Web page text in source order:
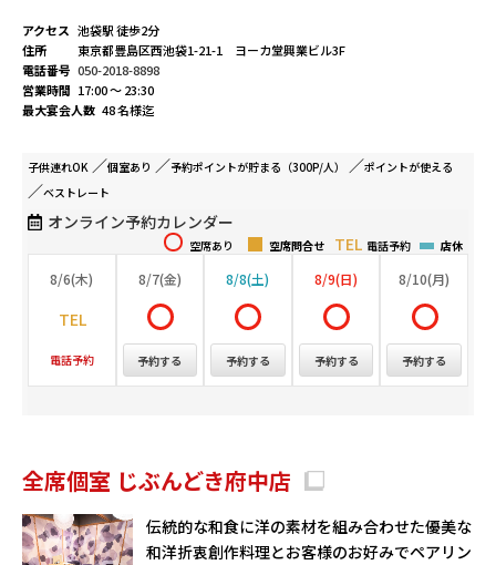
アクセス 池袋駅 徒歩2分
住所
東京都豊島区西池袋1-21-1 ヨーカ堂興業ビル3F
電話番号 050-2018-8898
営業時間 17:00 ～ 23:30
最大宴会人数 48 名様迄
子供連れOK 個室あり 予約ポイントが貯まる（300P/人） ポイントが使える
ベストレート
オンライン予約カレンダー
店休
電話予約
空席問合せ
空席あり
8/6(木)
電話予約
8/7(金)
予約する
8/8(土)
予約する
8/9(日)
予約する
8/10(月)
予約する
全席個室 じぶんどき府中店
伝統的な和食に洋の素材を組み合わせた優美な
和洋折衷創作料理とお客様のお好みでペアリン